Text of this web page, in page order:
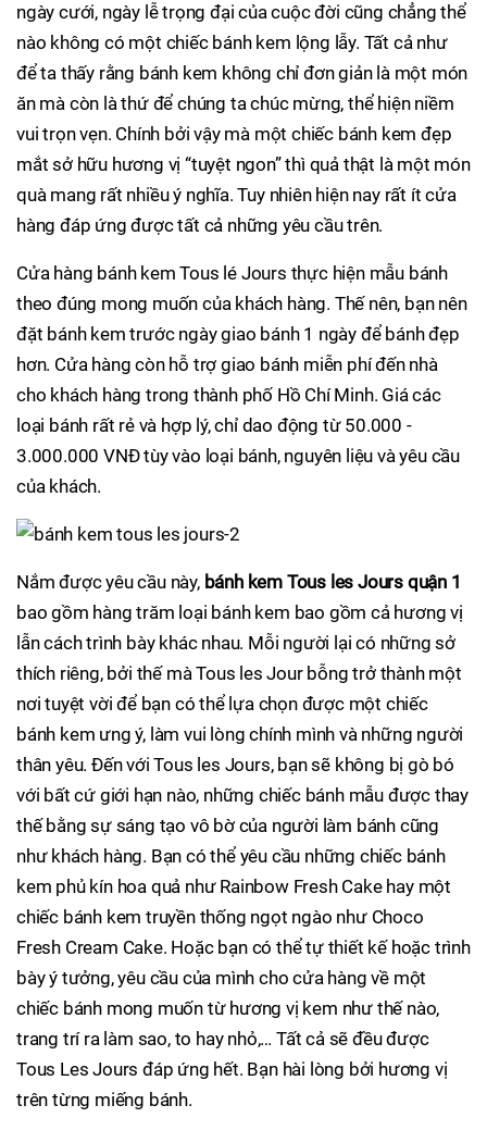
ngày cưới, ngày lễ trọng đại của cuộc đời cũng chẳng thể
nào không có một chiếc bánh kem lộng lẫy. Tất cả như
để ta thấy rằng bánh kem không chỉ đơn giản là một món
ăn mà còn là thứ để chúng ta chúc mừng, thể hiện niềm
vui trọn vẹn. Chính bởi vậy mà một chiếc bánh kem đẹp
mắt sở hữu hương vị “tuyệt ngon” thì quả thật là một món
quà mang rất nhiều ý nghĩa. Tuy nhiên hiện nay rất ít cửa
hàng đáp ứng được tất cả những yêu cầu trên.
Cửa hàng bánh kem Tous lé Jours thực hiện mẫu bánh
theo đúng mong muốn của khách hàng. Thế nên, bạn nên
đặt bánh kem trước ngày giao bánh 1 ngày để bánh đẹp
hơn. Cửa hàng còn hỗ trợ giao bánh miễn phí đến nhà
cho khách hàng trong thành phố Hồ Chí Minh. Giá các
loại bánh rất rẻ và hợp lý, chỉ dao động từ 50.000 -
3.000.000 VNĐ tùy vào loại bánh, nguyên liệu và yêu cầu
của khách.
Nắm được yêu cầu này, bánh kem Tous les Jours quận 1
bao gồm hàng trăm loại bánh kem bao gồm cả hương vị
lẫn cách trình bày khác nhau. Mỗi người lại có những sở
thích riêng, bởi thế mà Tous les Jour bỗng trở thành một
nơi tuyệt vời để bạn có thể lựa chọn được một chiếc
bánh kem ưng ý, làm vui lòng chính mình và những người
thân yêu. Đến với Tous les Jours, bạn sẽ không bị gò bó
với bất cứ giới hạn nào, những chiếc bánh mẫu được thay
thế bằng sự sáng tạo vô bờ của người làm bánh cũng
như khách hàng. Bạn có thể yêu cầu những chiếc bánh
kem phủ kín hoa quả như Rainbow Fresh Cake hay một
chiếc bánh kem truyền thống ngọt ngào như Choco
Fresh Cream Cake. Hoặc bạn có thể tự thiết kế hoặc trình
bày ý tưởng, yêu cầu của mình cho cửa hàng về một
chiếc bánh mong muốn từ hương vị kem như thế nào,
trang trí ra làm sao, to hay nhỏ,… Tất cả sẽ đều được
Tous Les Jours đáp ứng hết. Bạn hài lòng bởi hương vị
trên từng miếng bánh.